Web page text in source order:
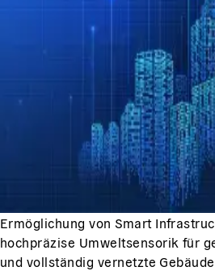
Ermöglichung von Smart
hochpräzise Umweltsensorik für
und vollständig vernetzte Gebäude